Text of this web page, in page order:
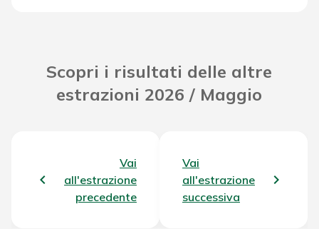
Scopri i risultati delle altre
estrazioni 2026 / Maggio
Vai
all'estrazione
precedente
Vai
all'estrazione
successiva